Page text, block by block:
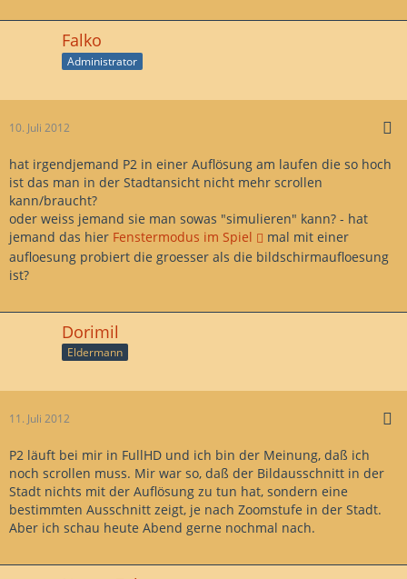
Falko
Administrator
10. Juli 2012
hat irgendjemand P2 in einer Auflösung am laufen die so hoch
ist das man in der Stadtansicht nicht mehr scrollen
kann/braucht?
oder weiss jemand sie man sowas "simulieren" kann? - hat
jemand das hier Fenstermodus im Spiel
mal mit einer
aufloesung probiert die groesser als die bildschirmaufloesung
ist?
Dorimil
Eldermann
11. Juli 2012
P2 läuft bei mir in FullHD und ich bin der Meinung, daß ich
noch scrollen muss. Mir war so, daß der Bildausschnitt in der
Stadt nichts mit der Auflösung zu tun hat, sondern eine
bestimmten Ausschnitt zeigt, je nach Zoomstufe in der Stadt.
Aber ich schau heute Abend gerne nochmal nach.